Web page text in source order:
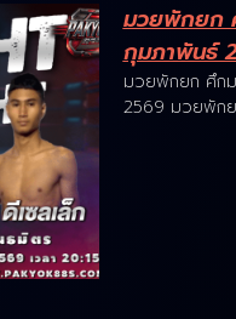
มวยพักยก
กุมภาพันธ์
มวยพักยก ศึก
2569 มวยพักย